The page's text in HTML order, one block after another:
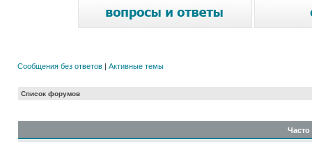
Сообщения без ответов | Активные темы
Список форумов